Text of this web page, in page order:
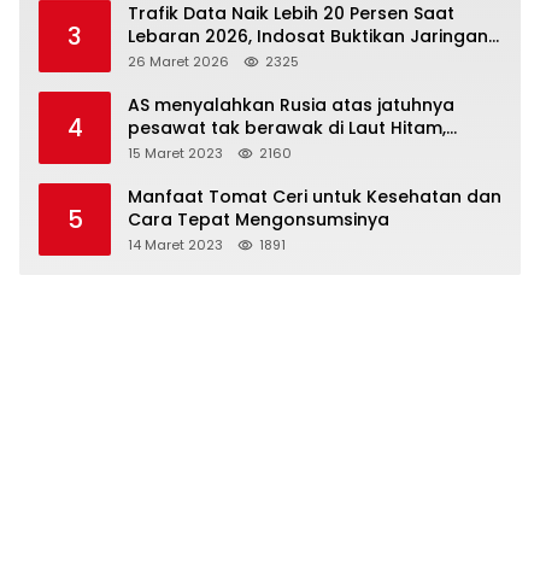
3
Trafik Data Naik Lebih 20 Persen Saat
Lebaran 2026, Indosat Buktikan Jaringan
Tangguh Layani Jutaan Pemudik
26 Maret 2026 2325
4
AS menyalahkan Rusia atas jatuhnya
pesawat tak berawak di Laut Hitam,
Moskow menyangkal
15 Maret 2023 2160
5
Manfaat Tomat Ceri untuk Kesehatan dan
Cara Tepat Mengonsumsinya
14 Maret 2023 1891